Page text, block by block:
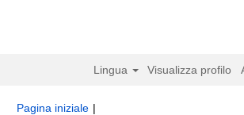
Lingua Visualizza profilo
Pagina iniziale |